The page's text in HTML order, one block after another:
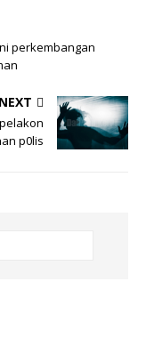
perkembangan
NEXT
p0lis